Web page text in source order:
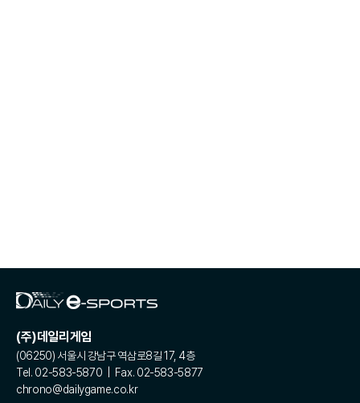
(주)데일리게임
(06250) 서울시 강남구 역삼로8길 17, 4층
Tel. 02-583-5870 | Fax. 02-583-5877
chrono@dailygame.co.kr